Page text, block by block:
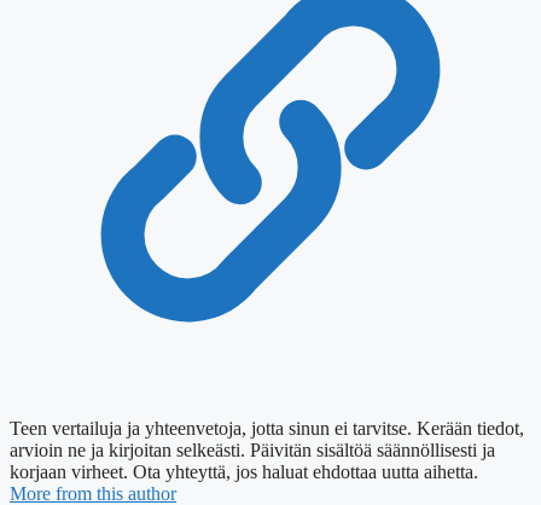
Teen vertailuja ja yhteenvetoja, jotta sinun ei tarvitse. Kerään tiedot,
arvioin ne ja kirjoitan selkeästi. Päivitän sisältöä säännöllisesti ja
korjaan virheet. Ota yhteyttä, jos haluat ehdottaa uutta aihetta.
More from this author